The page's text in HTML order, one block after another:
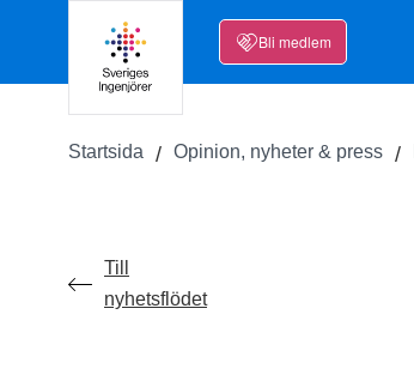
Bli medlem
Startsida Opinion, nyheter & press
Till
nyhetsflödet